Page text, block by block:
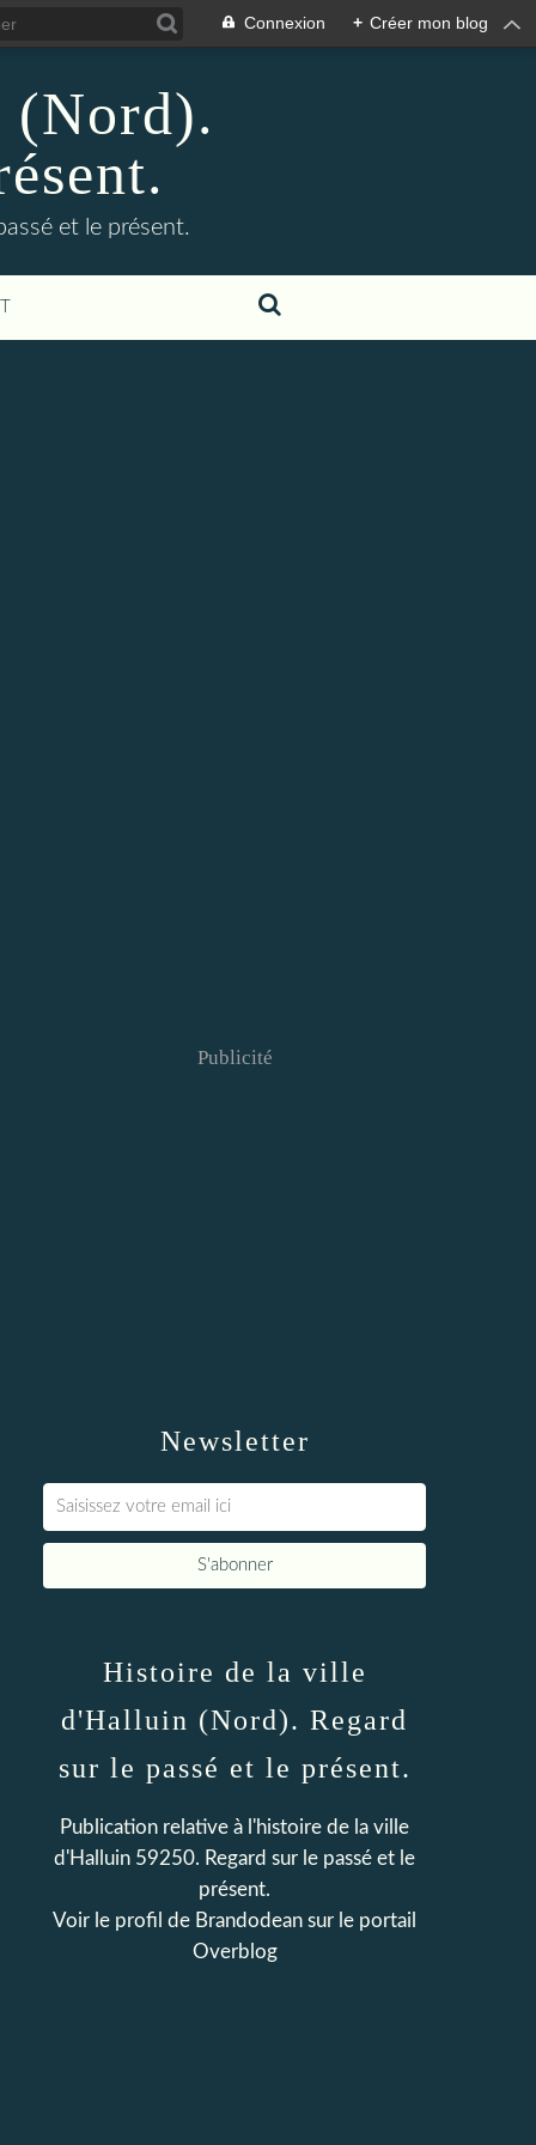
Connexion + Créer mon blog
et le présent.
Newsletter
Publicité
Histoire de la ville
d'Halluin (Nord). Regard
sur le passé et le présent.
Publication relative à l'histoire de la ville
d'Halluin 59250. Regard sur le passé et le
présent.
Voir le profil de Brandodean sur le portail
Overblog